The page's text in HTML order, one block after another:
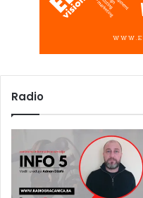
Radio